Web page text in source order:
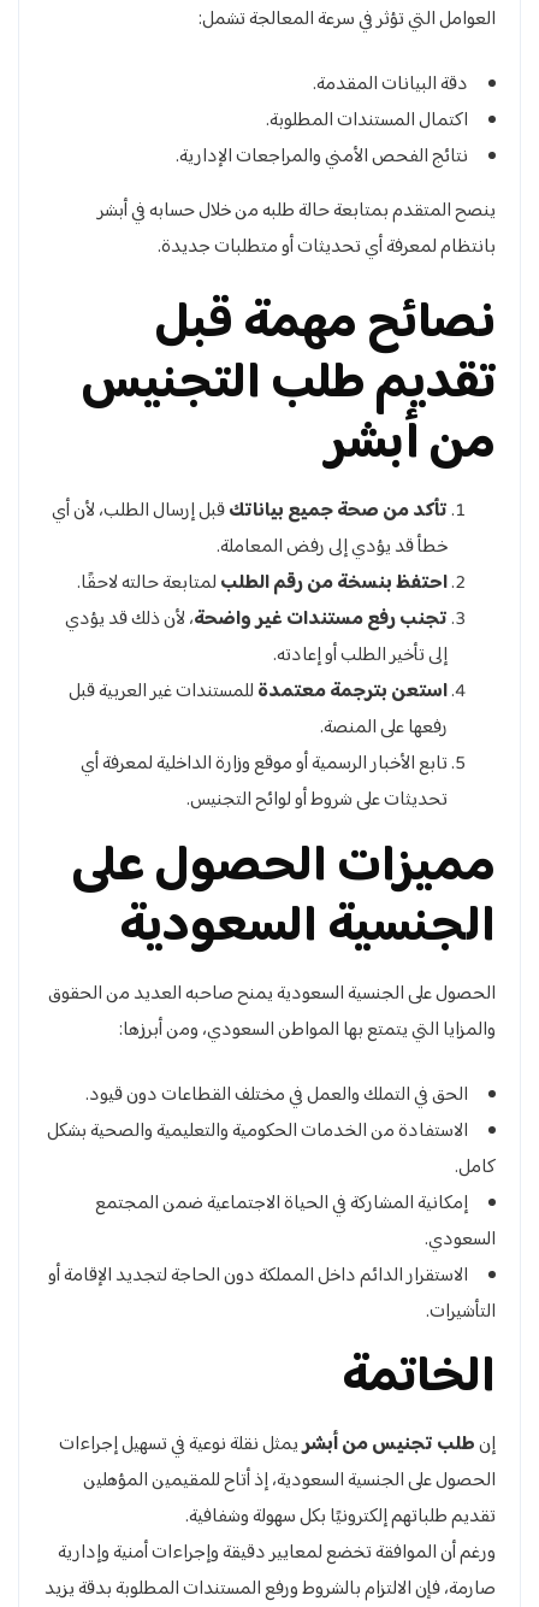
العوامل التي تؤثر في سرعة المعالجة تشمل:
دقة البيانات المقدمة.
اكتمال المستندات المطلوبة.
نتائج الفحص الأمني والمراجعات الإدارية.
ينصح المتقدم بمتابعة حالة طلبه من خلال حسابه في أبشر
بانتظام لمعرفة أي تحديثات أو متطلبات جديدة.
نصائح مهمة قبل
تقديم طلب التجنيس
من أبشر
تأكد من صحة جميع بياناتكقبل إرسال الطلب، لأن أي
خطأ قد يؤدي إلى رفض المعاملة.
احتفظ بنسخة من رقم الطلبلمتابعة حالته لاحقًا.
تجنب رفع مستندات غير واضحة، لأن ذلك قد يؤدي
إلى تأخير الطلب أو إعادته.
استعن بترجمة معتمدةللمستندات غير العربية قبل
رفعها على المنصة.
تابع الأخبار الرسمية أو موقع وزارة الداخلية لمعرفة أي
تحديثات على شروط أو لوائح التجنيس.
مميزات الحصول على
الجنسية السعودية
الحصول على الجنسية السعودية يمنح صاحبه العديد من الحقوق
والمزايا التي يتمتع بها المواطن السعودي، ومن أبرزها:
الحق في التملك والعمل في مختلف القطاعات دون قيود.
الاستفادة من الخدمات الحكومية والتعليمية والصحية بشكل
كامل.
إمكانية المشاركة في الحياة الاجتماعية ضمن المجتمع
السعودي.
الاستقرار الدائم داخل المملكة دون الحاجة لتجديد الإقامة أو
التأشيرات.
الخاتمة
إنطلب تجنيس من أبشريمثل نقلة نوعية في تسهيل إجراءات
الحصول على الجنسية السعودية، إذ أتاح للمقيمين المؤهلين
تقديم طلباتهم إلكترونيًا بكل سهولة وشفافية.
ورغم أن الموافقة تخضع لمعايير دقيقة وإجراءات أمنية وإدارية
صارمة، فإن الالتزام بالشروط ورفع المستندات المطلوبة بدقة يزيد